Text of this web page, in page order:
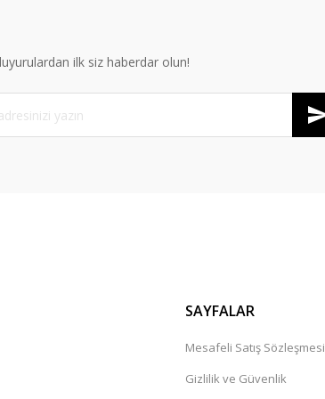
hatalar bulunuyor.
diğer sitelerden daha pahalı.
benzer farklı alternatifler olmalı.
ilk siz haberdar olun!
SAYFALAR
Mesafeli Satış Sözleşmesi
Gizlilik ve Güvenlik